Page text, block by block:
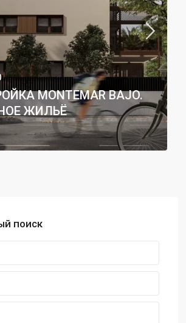
MONTEMAR BAJO.
ЖИЛЬЁ
поиск